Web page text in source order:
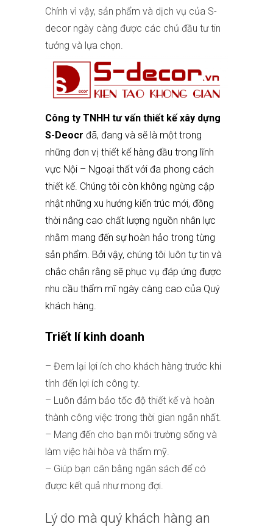
Chính vì vậy, sản phẩm và dịch vụ của S-
decor ngày càng được các chủ đầu tư tin
tưởng và lựa chọn.
Công ty TNHH tư vấn thiết kế xây dựng
S-Deocr đã, đang và sẽ là một trong
những đơn vị thiết kế hàng đầu trong lĩnh
vực Nội – Ngoại thất với đa phong cách
thiết kế. Chúng tôi còn không ngừng cập
nhật những xu hướng kiến trúc mới, đồng
thời nâng cao chất lượng nguồn nhân lực
nhằm mang đến sự hoàn hảo trong từng
sản phẩm. Bởi vậy, chúng tôi luôn tự tin và
chắc chắn rằng sẽ phục vụ đáp ứng được
nhu cầu thẩm mĩ ngày càng cao của Quý
khách hàng.
Triết lí kinh doanh
– Đem lại lợi ích cho khách hàng trước khi
tính đến lợi ích công ty.
– Luôn đảm bảo tốc độ thiết kế và hoàn
thành công việc trong thời gian ngắn nhất.
– Mang đến cho bạn môi trường sống và
làm việc hài hòa và thẩm mỹ.
– Giúp bạn cân bằng ngân sách để có
được kết quả như mong đợi.
Lý do mà quý khách hàng an